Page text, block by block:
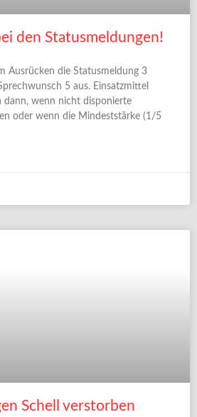
den Statusmeldungen!
Ausrücken die Statusmeldung 3
5 aus. Einsatzmittel
dann, wenn nicht disponierte
oder wenn die Mindeststärke (1/5
Schell verstorben